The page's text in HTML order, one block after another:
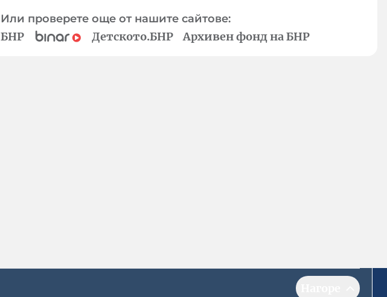
Или проверете още от нашите сайтове:
БНР Детското.БНР Архивен фонд на БНР